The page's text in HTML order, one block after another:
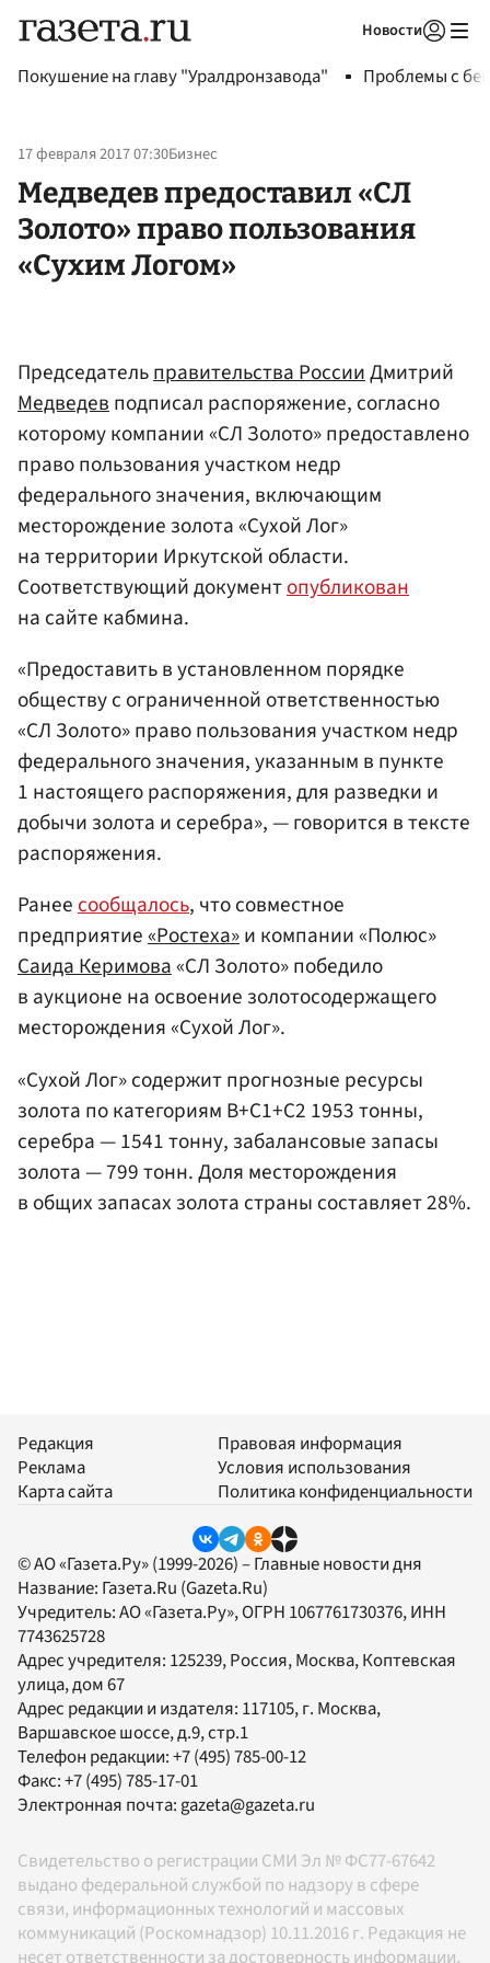
Новости
Покушение на главу "Уралдронзавода" Проблемы с
17 февраля 2017 07:30Бизнес
Медведев предоставил «СЛ
Золото» право пользования
«Сухим Логом»
Председательправительства РоссииДмитрий
Медведевподписал распоряжение, согласно
которому компании «СЛ Золото» предоставлено
право пользования участком недр
федерального значения, включающим
месторождение золота «Сухой Лог»
на территории Иркутской области.
Соответствующий документопубликован
на сайте кабмина.
«Предоставить в установленном порядке
обществу с ограниченной ответственностью
«СЛ Золото» право пользования участком недр
федерального значения, указанным в пункте
1 настоящего распоряжения, для разведки и
добычи золота и серебра», — говорится в тексте
распоряжения.
Ранеесообщалось, что совместное
предприятие«Ростеха»и компании «Полюс»
Саида Керимова«СЛ Золото» победило
в аукционе на освоение золотосодержащего
месторождения «Сухой Лог».
«Сухой Лог» содержит прогнозные ресурсы
золота по категориям B+C1+C2 1953 тонны,
серебра — 1541 тонну, забалансовые запасы
золота — 799 тонн. Доля месторождения
в общих запасах золота страны составляет 28%.
Редакция
Реклама
Карта сайта
Правовая информация
Условия использования
Политика конфиденциальности
© АО «Газета.Ру» (1999-2026) – Главные новости дня
Название: Газета.Ru (Gazeta.Ru)
Учредитель:АО «Газета.Ру», ОГРН 1067761730376, ИНН
7743625728
Адрес учредителя: 125239, Россия, Москва, Коптевская
улица, дом 67
Адрес редакции и издателя: 117105, г. Москва,
Варшавское шоссе, д.9, стр.1
Телефон редакции:+7 (495) 785-00-12
Факс:+7 (495) 785-17-01
Электронная почта:gazeta@gazeta.ru
Свидетельство о регистрации СМИ Эл № ФС77-67642
выдано федеральной службой по надзору в сфере
связи, информационных технологий и массовых
коммуникаций (Роскомнадзор) 10.11.2016 г. Редакция не
несет ответственности за достоверность информации,